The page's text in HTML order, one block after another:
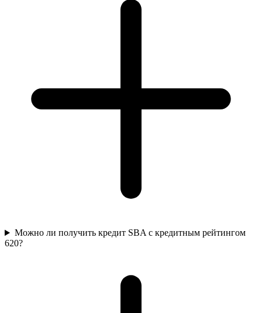
Можно ли получить кредит SBA с кредитным рейтингом
620?